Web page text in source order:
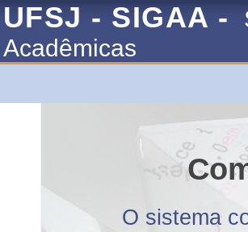
UFSJ - SIGAA -
Acadêmicas
O sistema